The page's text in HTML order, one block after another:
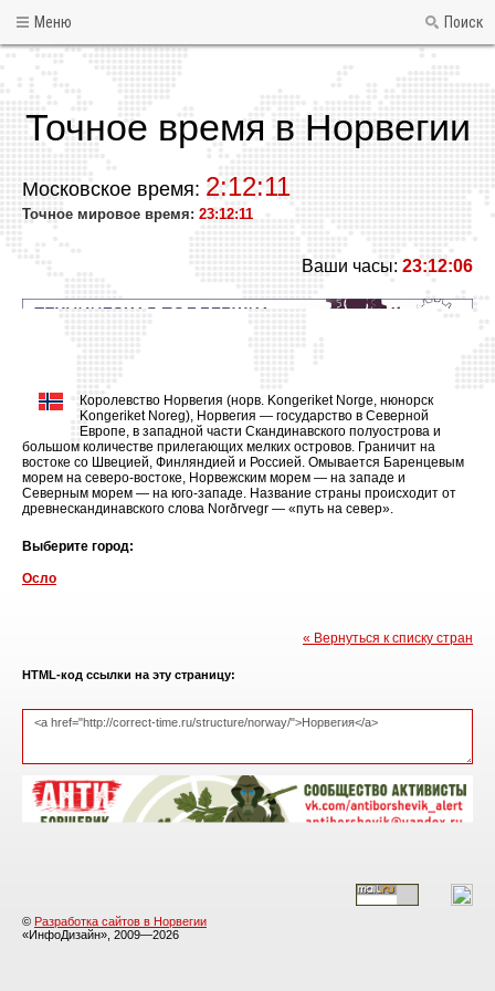
Меню Поиск
Точное время в Норвегии
Московское время: 2:12:11
Точное мировое время: 23:12:11
Ваши часы: 23:12:06
Королевство Норвегия (норв. Kongeriket Norge, нюнорск
Kongeriket Noreg), Норвегия — государство в Северной
Европе, в западной части Скандинавского полуострова и
большом количестве прилегающих мелких островов. Граничит на
востоке со Швецией, Финляндией и Россией. Омывается Баренцевым
морем на северо-востоке, Норвежским морем — на западе и
Северным морем — на юго-западе. Название страны происходит от
древнескандинавского слова Norðrvegr — «путь на север».
Выберите город:
Осло
« Вернуться к списку стран
HTML-код ссылки на эту страницу:
© Разработка сайтов в Норвегии
«ИнфоДизайн», 2009—2026